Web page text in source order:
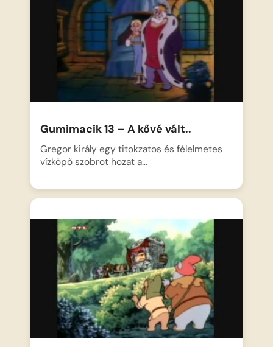
Gumimacik 13 – A kővé vált..
Gregor király egy titokzatos és félelmetes
vízköpő szobrot hozat a…